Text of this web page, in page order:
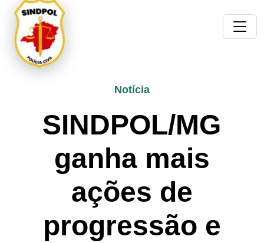
Notícia
SINDPOL/MG
ganha mais
ações de
progressão e